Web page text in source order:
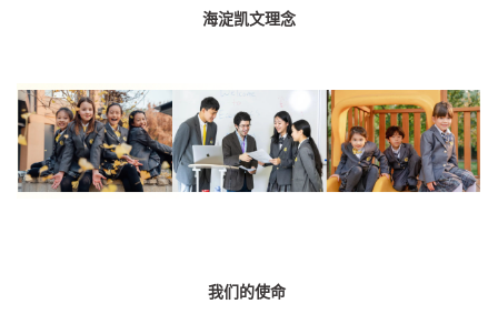
海淀凯文理念
我们的使命